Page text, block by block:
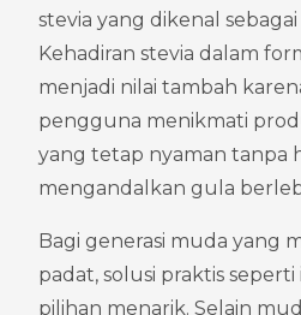
stevia yang dikenal
Kehadiran stevia dalam
menjadi nilai tambah
pengguna menikmati
yang tetap nyaman tanpa
mengandalkan gula
Bagi generasi muda yang
padat, solusi praktis
pilihan menarik. Selain